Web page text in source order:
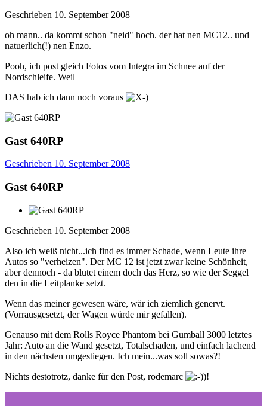
Geschrieben 10. September 2008
oh mann.. da kommt schon "neid" hoch. der hat nen MC12.. und
natuerlich(!) nen Enzo.
Pooh, ich post gleich Fotos vom Integra im Schnee auf der
Nordschleife. Weil
DAS hab ich dann noch voraus
Gast 640RP
Geschrieben 10. September 2008
Gast 640RP
Geschrieben 10. September 2008
Also ich weiß nicht...ich find es immer Schade, wenn Leute ihre
Autos so "verheizen". Der MC 12 ist jetzt zwar keine Schönheit,
aber dennoch - da blutet einem doch das Herz, so wie der Seggel
den in die Leitplanke setzt.
Wenn das meiner gewesen wäre, wär ich ziemlich genervt.
(Vorrausgesetzt, der Wagen würde mir gefallen).
Genauso mit dem Rolls Royce Phantom bei Gumball 3000 letztes
Jahr: Auto an die Wand gesetzt, Totalschaden, und einfach lachend
in den nächsten umgestiegen. Ich mein...was soll sowas?!
Nichts destotrotz, danke für den Post, rodemarc